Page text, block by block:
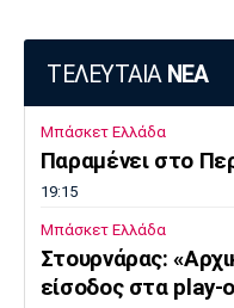
ΤΕΛΕΥΤΑΙΑ ΝΕΑ
Μπάσκετ Ελλάδα
Παραμένει στο
19:15
Μπάσκετ Ελλάδα
Στουρνάρας:
είσοδος στα play-